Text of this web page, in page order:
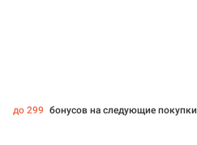
до 299 бонусов на следующие покупки